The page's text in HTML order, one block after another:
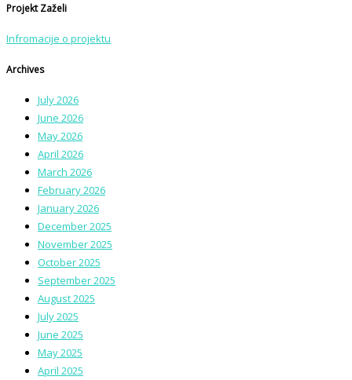
Projekt Zaželi
Infromacije o projektu
Archives
July 2026
June 2026
May 2026
April 2026
March 2026
February 2026
January 2026
December 2025
November 2025
October 2025
September 2025
August 2025
July 2025
June 2025
May 2025
April 2025